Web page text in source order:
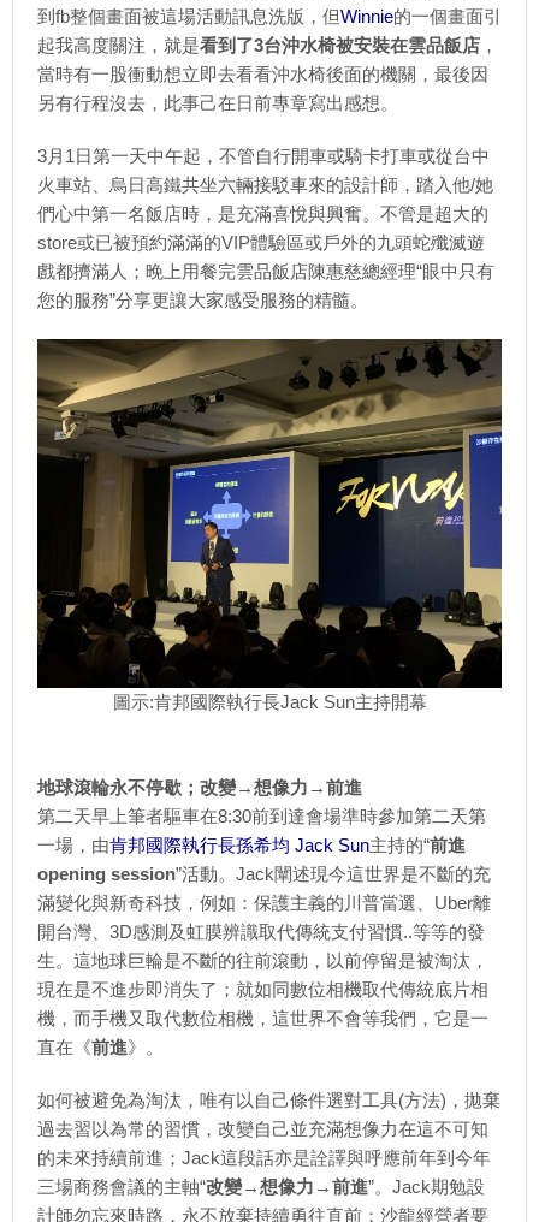
到fb整個畫面被這場活動訊息洗版，但Winnie的一個畫面引
起我高度關注，就是看到了3台沖水椅被安裝在雲品飯店 ，
當時有一股衝動想立即去看看沖水椅後面的機關，最後因
另有行程沒去，此事己在日前專章寫出感想。
3月1日第一天中午起，不管自行開車或騎卡打車或從台中
火車站、烏日高鐵共坐六輛接駁車來的設計師，踏入他/她
們心中第一名飯店時，是充滿喜悅與興奮。不管是超大的
store或已被預約滿滿的VIP體驗區或戶外的九頭蛇殲滅遊
戲都擠滿人；晚上用餐完雲品飯店陳惠慈總經理“眼中只有
您的服務”分享更讓大家感受服務的精髓。
圖示:肯邦國際執行長Jack Sun主持開幕
地球滾輪永不停歇；改變→想像力→前進
第二天早上筆者驅車在8:30前到達會場準時參加第二天第
一場，由肯邦國際執行長孫希均 Jack Sun主持的“前進
opening session”活動。Jack闡述現今這世界是不斷的充
滿變化與新奇科技，例如：保護主義的川普當選、Uber離
開台灣、3D感測及虹膜辨識取代傳統支付習慣..等等的發
生。這地球巨輪是不斷的往前滾動，以前停留是被淘汰，
現在是不進步即消失了；就如同數位相機取代傳統底片相
機，而手機又取代數位相機，這世界不會等我們，它是一
直在《前進》。
如何被避免為淘汰，唯有以自己條件選對工具(方法)，拋棄
過去習以為常的習慣，改變自己並充滿想像力在這不可知
的未來持續前進；Jack這段話亦是詮譯與呼應前年到今年
三場商務會議的主軸“改變→想像力→前進”。Jack期勉設
計師勿忘來時路，永不放棄持續勇往直前；沙龍經營者要